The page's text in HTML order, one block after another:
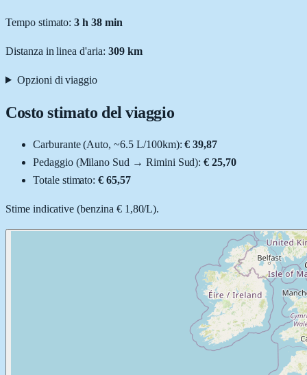
Tempo stimato:3 h 38 min
Distanza in linea d'aria: 309km
Opzioni di viaggio
Costo stimato del viaggio
Carburante (Auto, ~6.5 L/100km): € 39,87
Pedaggio (Milano Sud → Rimini Sud): € 25,70
Totale stimato:€ 65,57
Stime indicative (benzina € 1,80/L).